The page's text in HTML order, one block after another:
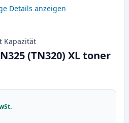
Details anzeigen
Kapazität
(TN320) XL toner